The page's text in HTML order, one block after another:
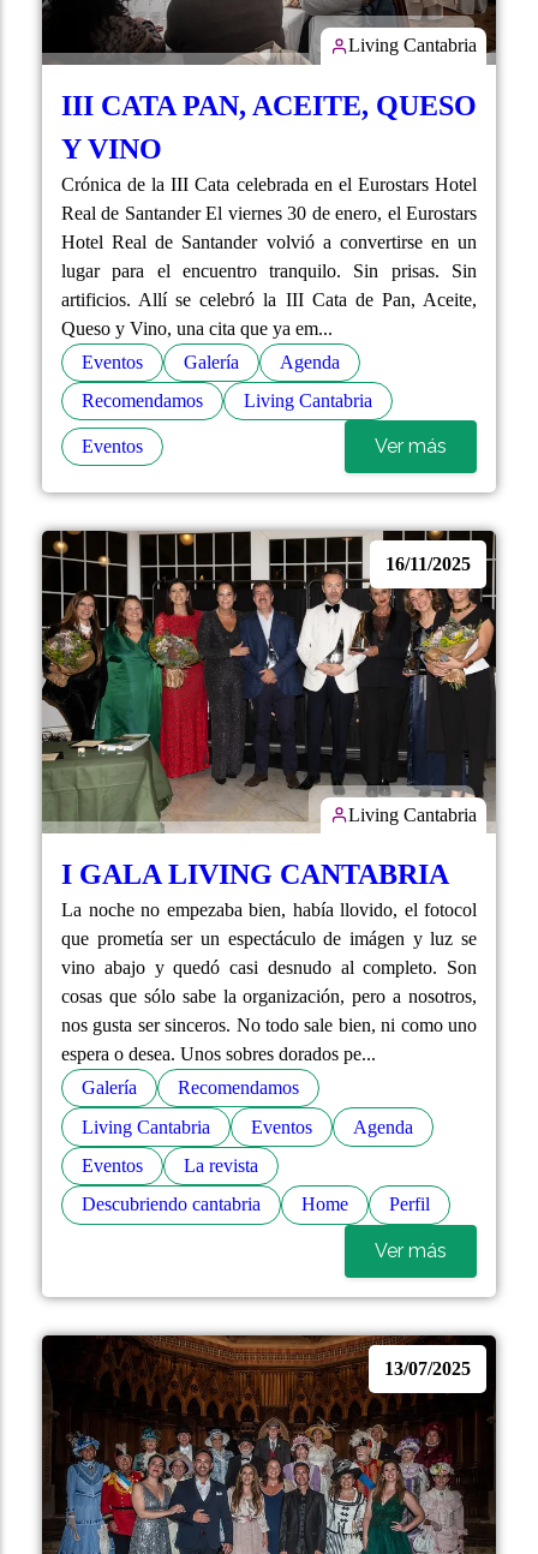
Living Cantabria
III CATA PAN, ACEITE, QUESO
Y VINO
Crónica de la III Cata celebrada en el Eurostars Hotel
Real de Santander El viernes 30 de enero, el Eurostars
Hotel Real de Santander volvió a convertirse en un
lugar para el encuentro tranquilo. Sin prisas. Sin
artificios. Allí se celebró la III Cata de Pan, Aceite,
Queso y Vino, una cita que ya em...
Eventos
Galería
Agenda
Recomendamos
Living Cantabria
Eventos Ver más
16/11/2025
Living Cantabria
I GALA LIVING CANTABRIA
La noche no empezaba bien, había llovido, el fotocol
que prometía ser un espectáculo de imágen y luz se
vino abajo y quedó casi desnudo al completo. Son
cosas que sólo sabe la organización, pero a nosotros,
nos gusta ser sinceros. No todo sale bien, ni como uno
espera o desea. Unos sobres dorados pe...
Galería
Recomendamos
Living Cantabria
Eventos
Agenda
Eventos
La revista
Descubriendo cantabria
Home Perfil
Ver más
13/07/2025